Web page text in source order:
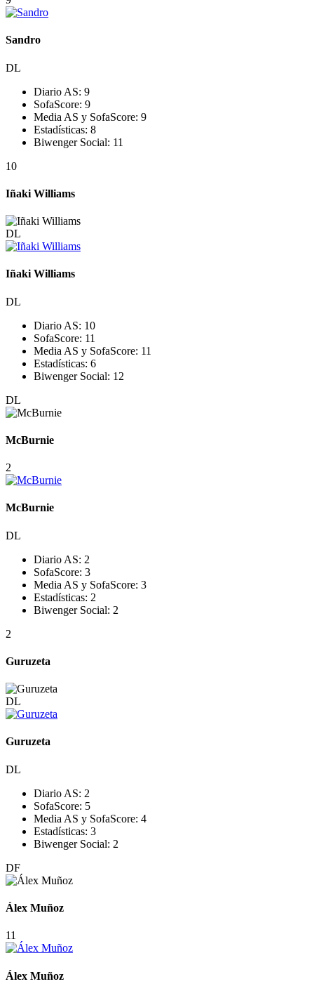
Sandro
DL
Diario AS: 9
SofaScore: 9
Media AS y SofaScore: 9
Estadísticas: 8
Biwenger Social: 11
10
Iñaki Williams
DL
Iñaki Williams
DL
Diario AS: 10
SofaScore: 11
Media AS y SofaScore: 11
Estadísticas: 6
Biwenger Social: 12
DL
McBurnie
2
McBurnie
DL
Diario AS: 2
SofaScore: 3
Media AS y SofaScore: 3
Estadísticas: 2
Biwenger Social: 2
2
Guruzeta
DL
Guruzeta
DL
Diario AS: 2
SofaScore: 5
Media AS y SofaScore: 4
Estadísticas: 3
Biwenger Social: 2
DF
Álex Muñoz
11
Álex Muñoz